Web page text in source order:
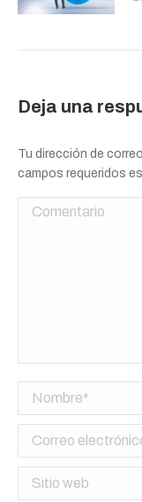
Deja una
Tu dirección de
campos requeridos
Comentario
Nombre *
Correo electrónico *
Sitio web